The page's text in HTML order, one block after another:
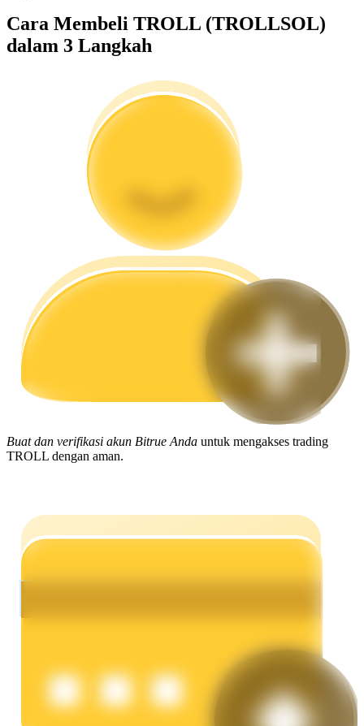
Panduan Pemula Berjangka
Strategi perdagangan
Pelajari cara untuk tetap menghasilkan keuntungan
Dapatkan imbalan kompetitif setiap hari
Cara Membeli TROLL (TROLLSOL)
dalam 3 Langkah
Buat dan verifikasi akun Bitrue Anda untuk mengakses trading
TROLL dengan aman.